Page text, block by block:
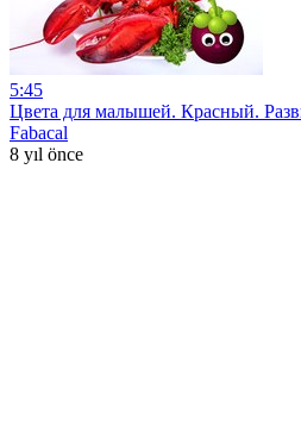
5:45
Цвета для малышей. Красный.
Fabacal
8 yıl önce